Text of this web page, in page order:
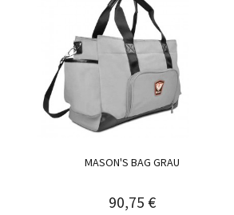
MASON'S BAG GRAU
90,75 €